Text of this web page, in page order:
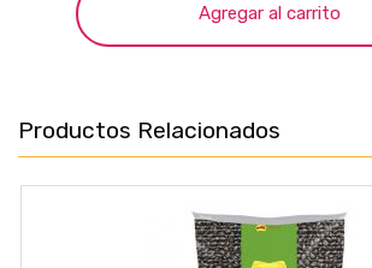
Agregar al carrito
Productos Relacionados